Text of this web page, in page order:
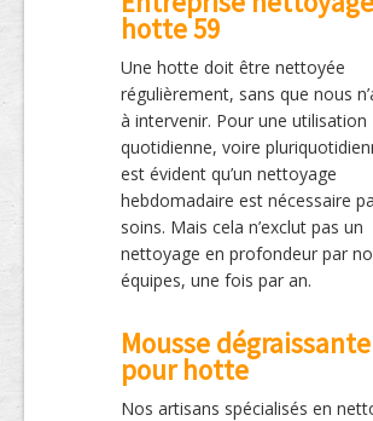
hotte 59
Une hotte doit être nettoyée
régulièrement, sans que nous
à intervenir. Pour une utilisation
quotidienne, voire
est évident qu’un nettoyage
hebdomadaire est nécessaire
soins. Mais cela n’exclut pas un
nettoyage en profondeur par
équipes, une fois par an.
Mousse dégraissante
pour hotte
Nos artisans spécialisés en